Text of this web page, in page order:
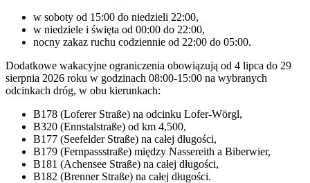
w soboty od 15:00 do niedzieli 22:00,
w niedziele i święta od 00:00 do 22:00,
nocny zakaz ruchu codziennie od 22:00 do 05:00.
Dodatkowe wakacyjne ograniczenia obowiązują od 4 lipca do 29
sierpnia 2026 roku w godzinach 08:00-15:00 na wybranych
odcinkach dróg, w obu kierunkach:
B178 (Loferer Straße) na odcinku Lofer-Wörgl,
B320 (Ennstalstraße) od km 4,500,
B177 (Seefelder Straße) na całej długości,
B179 (Fernpassstraße) między Nassereith a Biberwier,
B181 (Achensee Straße) na całej długości,
B182 (Brenner Straße) na całej długości.